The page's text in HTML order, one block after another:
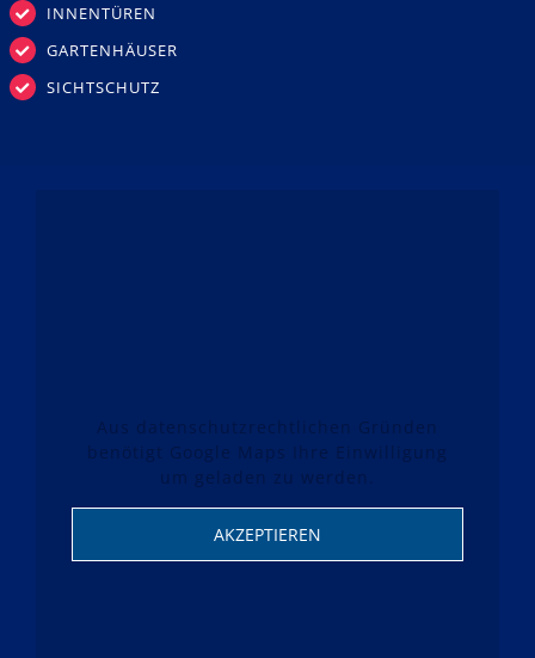
INNENTÜREN
GARTENHÄUSER
SICHTSCHUTZ
Aus datenschutzrechtlichen Gründen
benötigt Google Maps Ihre Einwilligung
um geladen zu werden.
AKZEPTIEREN